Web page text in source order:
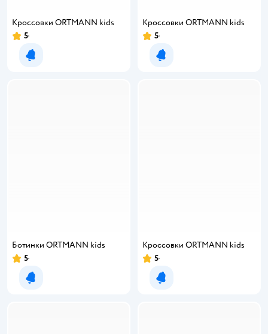
Кроссовки ORTMANN kids
Рейтинг:
5
Уведомить о появлении
Кроссовки ORTMANN kids
Рейтинг:
5
Уведомить о появлении
Ботинки ORTMANN kids
Рейтинг:
5
Уведомить о появлении
Кроссовки ORTMANN kids
Рейтинг:
5
Уведомить о появлении